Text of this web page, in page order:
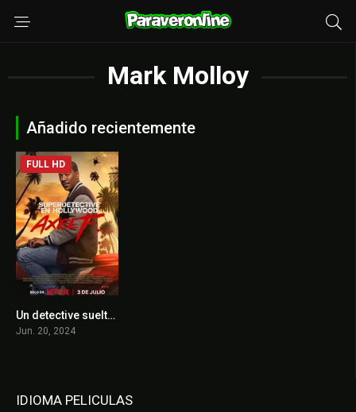
Mark Molloy
Añadido recientemente
0
FULL HD
Un detective suelto en Hollywood: Axel F.
Jun. 20, 2024
IDIOMA PELICULAS